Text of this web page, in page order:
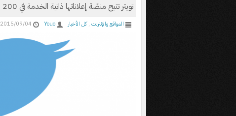
تويتر تتيح منصّة إعلاناتها ذاتية الخدمة في 200 بلد
المواقع والإنترنت ,كل الأخبار Youo
2015/09/04